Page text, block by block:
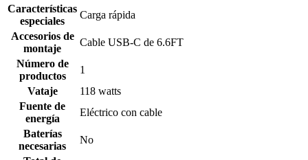
Características
especiales
‎Carga rápida
Accesorios de
montaje
‎Cable USB-C de 6.6FT
Número de
productos
‎1
Vataje
‎118 watts
Fuente de
energía
‎Eléctrico con cable
Baterías
necesarias
‎No